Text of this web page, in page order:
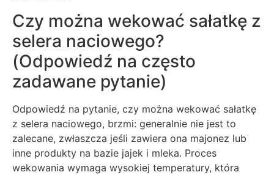
Czy można wekować sałatkę z
selera naciowego?
(Odpowiedź na często
zadawane pytanie)
Odpowiedź na pytanie, czy można wekować sałatkę
z selera naciowego, brzmi: generalnie nie jest to
zalecane, zwłaszcza jeśli zawiera ona majonez lub
inne produkty na bazie jajek i mleka. Proces
wekowania wymaga wysokiej temperatury, która